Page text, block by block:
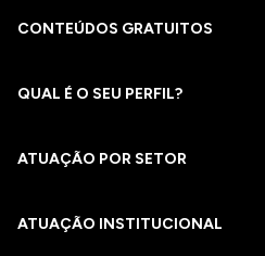
CONTEÚDOS GRATUITOS
QUAL É O SEU PERFIL?
ATUAÇÃO POR SETOR
ATUAÇÃO INSTITUCIONAL